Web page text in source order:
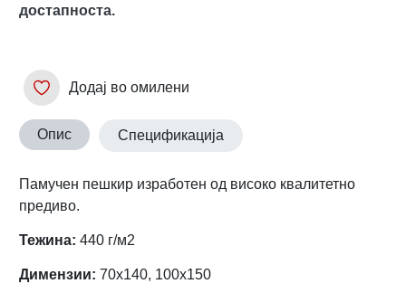
достапноста.
Додај во омилени
Опис Спецификација
Памучен пешкир изработен од високо квалитетно
предиво.
Тежина: 440 г/м2
Димензии: 70х140, 100х150